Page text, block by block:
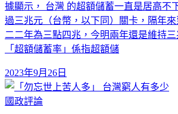
據顯示， 台灣 的超額儲蓄一直是居高不
過三兆元（台幣，以下同）關卡，隔年
二二年為三點四兆，今明兩年還是維持三
「超額儲蓄率」係指超額儲
2023年9月26日
國政評論